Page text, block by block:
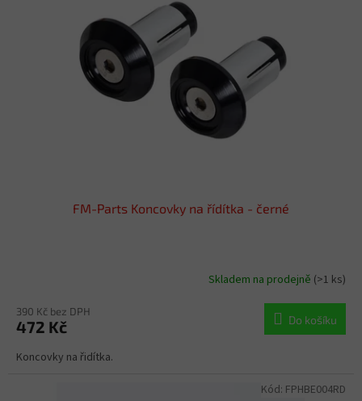
FM-Parts Koncovky na řídítka - černé
Skladem na prodejně (>1 ks)
390 Kč bez DPH
472 Kč Do košíku
Koncovky na řidítka.
Kód: FPHBE004RD